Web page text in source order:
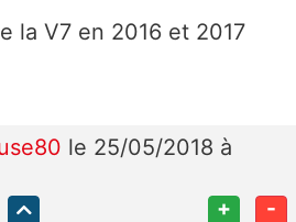
la V7 en 2016 et 2017
le 25/05/2018 à
+ -